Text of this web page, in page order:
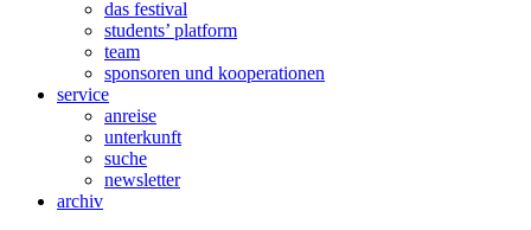
das festival
students’ platform
team
sponsoren und kooperationen
service
anreise
unterkunft
suche
newsletter
archiv